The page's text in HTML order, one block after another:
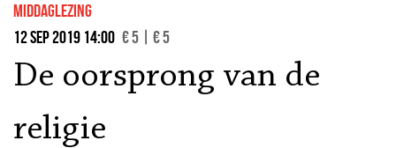
Steun ons
Aktief
middaglezing
12 sep 2019 14:00 € 5 | € 5
De oorsprong van de
religie